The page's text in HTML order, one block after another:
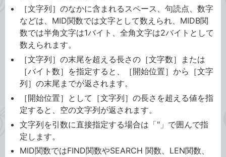
［文字列］のなかに含まれるスペース、句読点、数字
などは、MID関数では文字として数えられ、MIDB関
数では半角文字は1バイト、全角文字は2バイトとして
数えられます。
［文字列］の末尾を超える長さの［文字数］または
［バイト数］を指定すると、［開始位置］から［文字
列］の末尾までが返されます。
［開始位置］として［文字列］の長さを超える値を指
定すると、空の文字列が返されます。
文字列を引数に直接指定する場合は「"」で囲んで指
定します。
MID関数ではFIND関数やSEARCH 関数、LEN関数、